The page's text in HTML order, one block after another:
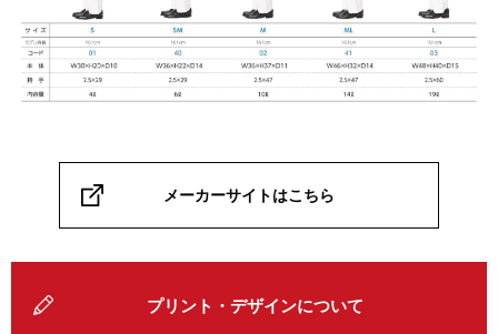
メーカーサイトはこちら
プリント・デザインについて